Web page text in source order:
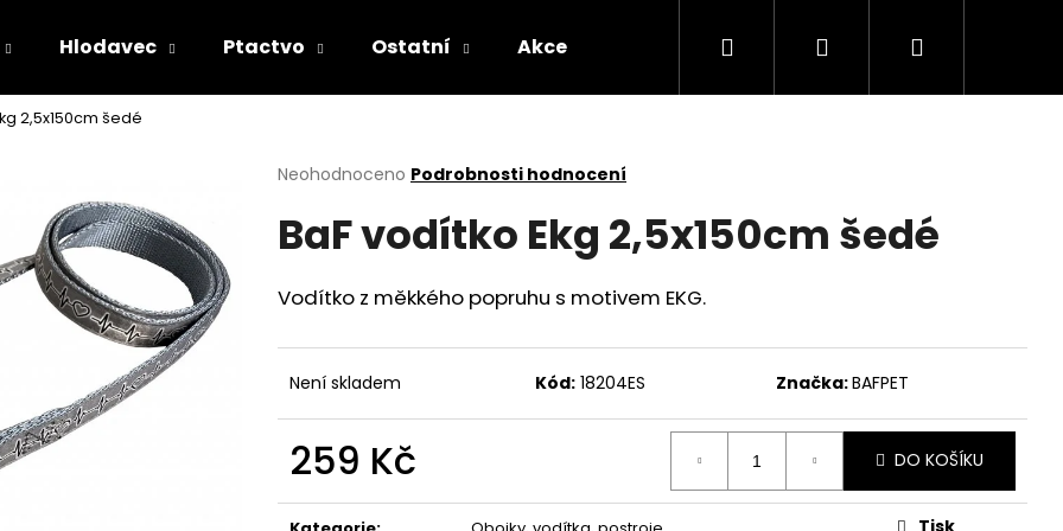
Hlodavec Ptactvo Ostatní Akce Kontakty
Hledat PřihlášeníNákupní
2,5x150cm šedé
Průměrné
produktu
je
z
5
Neohodnoceno Podrobnosti hodnocení
BaF vodítko Ekg 2,5x150cm šedé
Vodítko z měkkého popruhu s motivem EKG.
Není skladem Kód: 18204ES Značka:BAFPET
259 Kč
cena:
DO KOŠÍKU
Tisk
Co potřebujete najít?
HLEDAT
Doporučujeme
Následující